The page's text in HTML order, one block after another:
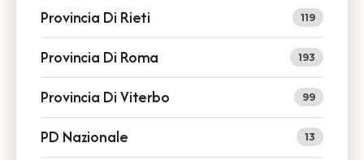
Provincia Di Rieti 119
Provincia Di Roma 193
Provincia Di Viterbo 99
PD Nazionale 13